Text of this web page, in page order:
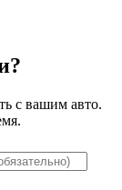
с вашим авто.